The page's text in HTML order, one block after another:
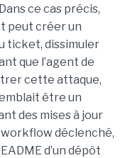
ce cas précis,
peut créer un
ticket, dissimuler
que l’agent de
cette attaque,
être un
des mises à jour
déclenché,
d’un dépôt